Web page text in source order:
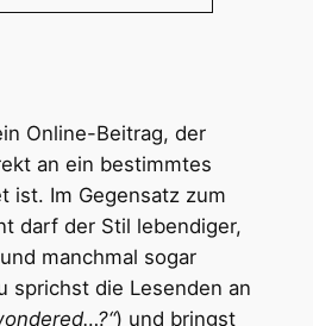
Online-Beitrag, der
an ein bestimmtes
ist. Im Gegensatz zum
darf der Stil lebendiger,
manchmal sogar
sprichst die Lesenden an
) und bringst